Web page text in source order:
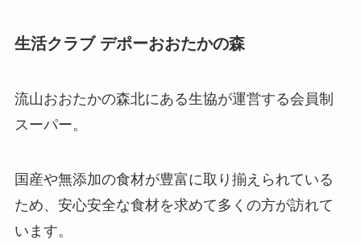
生活クラブ デポーおおたかの森
流山おおたかの森北にある生協が運営する会員制
スーパー。
国産や無添加の食材が豊富に取り揃えられている
ため、安心安全な食材を求めて多くの方が訪れて
います。